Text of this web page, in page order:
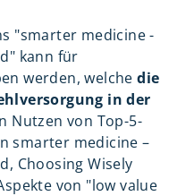
"smarter medicine -
kann für
werden, welche die
in der
Nutzen von Top-5-
smarter medicine –
Choosing Wisely
von "low value